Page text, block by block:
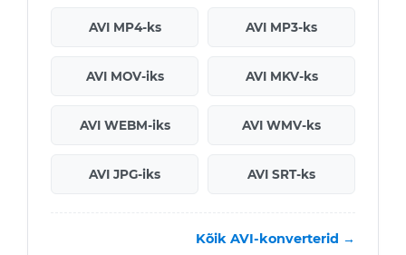
AVI MP4-ks AVI MP3-ks
AVI MOV-iks AVI MKV-ks
AVI WEBM-iks AVI WMV-ks
AVI JPG-iks AVI SRT-ks
Kõik AVI-konverterid →